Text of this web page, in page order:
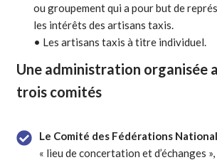
ou groupement qui a pour but de
les intérêts des artisans taxis.
• Les artisans taxis à titre individuel.
Une administration organisée
trois comités
Le Comité des Fédérations
« lieu de concertation et d’échanges